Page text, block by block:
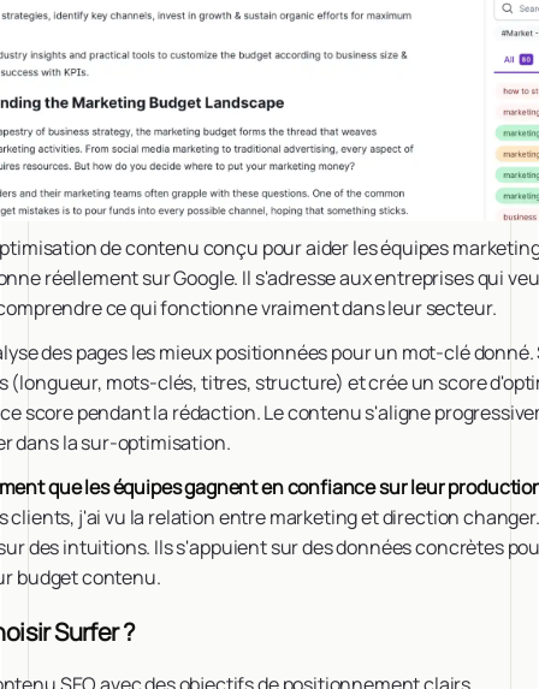
de contenu conçu pour aider les équipes
réellement sur Google. Il s'adresse aux entreprises qui
ce qui fonctionne vraiment dans leur secteur.
des pages les mieux positionnées pour un mot-clé
(longueur, mots-clés, titres, structure) et crée un score
score pendant la rédaction. Le contenu s'aligne
dans la sur-optimisation.
que les équipes gagnent en confiance sur leur
clients, j'ai vu la relation entre marketing et direction
des intuitions. Ils s'appuient sur des données concrètes
budget contenu.
Surfer ?
SEO avec des objectifs de positionnement clairs